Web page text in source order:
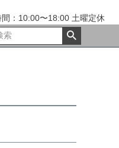
間：10:00〜18:00 土曜定休